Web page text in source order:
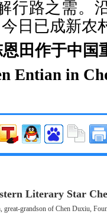
行路之需。
日已成新农
恩田作于中国
Entian in
Literary Star
great-grandson of Chen Duxiu,